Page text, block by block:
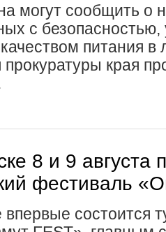
могут сообщить о
с
питания в
прокуратуры края
8 и 9 августа
фестиваль
впервые состоится